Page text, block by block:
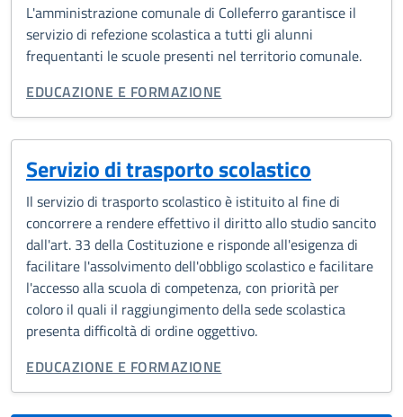
L'amministrazione comunale di Colleferro garantisce il
servizio di refezione scolastica a tutti gli alunni
frequentanti le scuole presenti nel territorio comunale.
CATEGORIA CORRELATA:
EDUCAZIONE E FORMAZIONE
Servizio di trasporto scolastico
Il servizio di trasporto scolastico è istituito al fine di
concorrere a rendere effettivo il diritto allo studio sancito
dall'art. 33 della Costituzione e risponde all'esigenza di
facilitare l'assolvimento dell'obbligo scolastico e facilitare
l'accesso alla scuola di competenza, con priorità per
coloro il quali il raggiungimento della sede scolastica
presenta difficoltà di ordine oggettivo.
CATEGORIA CORRELATA:
EDUCAZIONE E FORMAZIONE